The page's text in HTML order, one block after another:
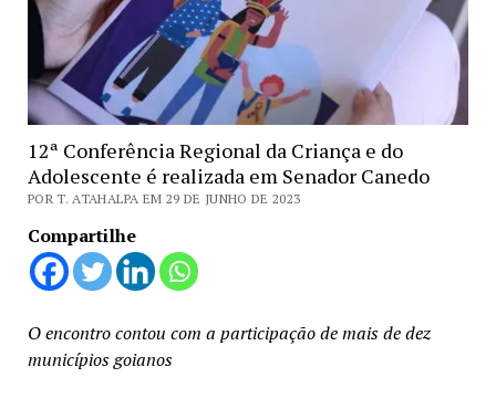
12ª Conferência Regional da Criança e do
Adolescente é realizada em Senador Canedo
POR T. ATAHALPA EM 29 DE JUNHO DE 2023
Compartilhe
O encontro contou com a participação de mais de dez
municípios goianos